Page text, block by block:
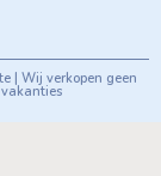
| Wij verkopen geen
vakanties